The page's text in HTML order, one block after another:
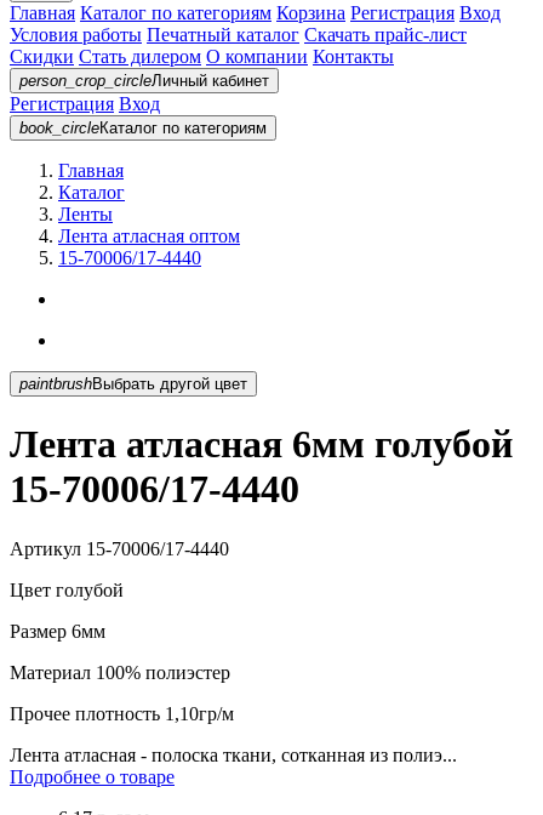
Главная Каталог по категориям Корзина Регистрация Вход
Условия работы Печатный каталог Скачать прайс-лист
Скидки Стать дилером О компании Контакты
person_crop_circleЛичный кабинет
Регистрация Вход
book_circleКаталог по категориям
Главная
Каталог
Ленты
Лента атласная оптом
15-70006/17-4440
paintbrush Выбрать другой цвет
Лента атласная 6мм голубой
15-70006/17-4440
Артикул 15-70006/17-4440
Цвет голубой
Размер 6мм
Материал 100% полиэстер
Прочее плотность 1,10гр/м
Лента атласная - полоска ткани, сотканная из полиэ...
Подробнее о товаре